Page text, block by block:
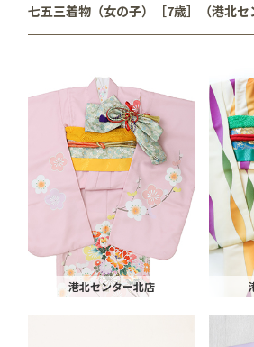
七五三着物（女の子）［7歳］（港北セ
港北センター北店